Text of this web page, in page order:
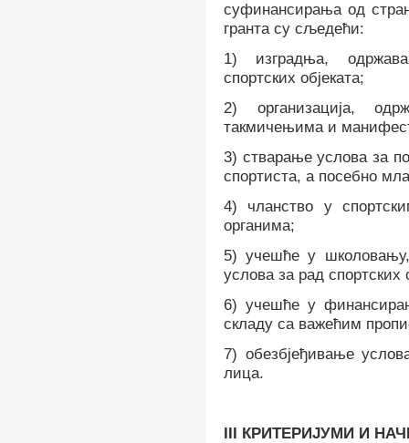
суфинансирања од
гранта су сљедећи:
1) изградња,
спортских објеката;
2) организација,
такмичењима и
3) стварање услова за
спортиста, а посебно
4) чланство у
органима;
5) учешће у
услова за рад
6) учешће у
складу са важећим
7) обезбјеђивање
лица.
III КРИТЕРИЈУМИ И